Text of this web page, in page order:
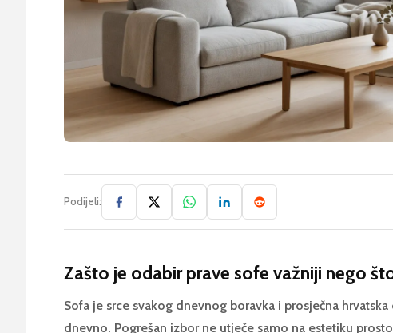
Podijeli:
Zašto je odabir prave sofe važniji nego
Sofa je srce svakog dnevnog boravka i prosječna
dnevno. Pogrešan izbor ne utječe samo na estetiku